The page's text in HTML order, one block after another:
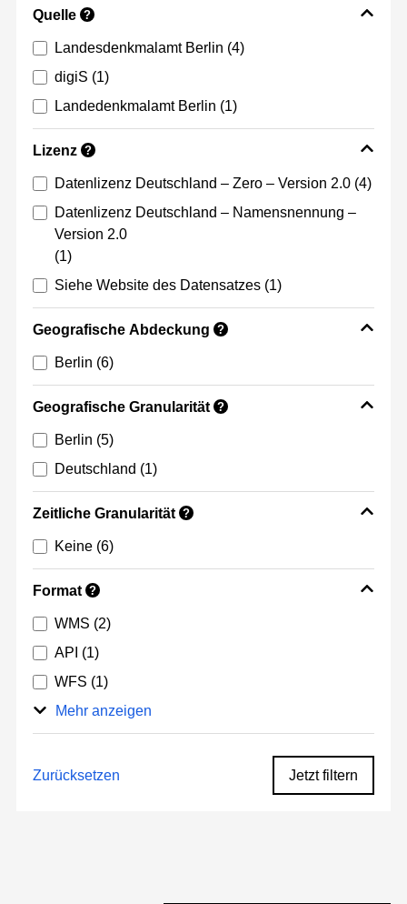
Quelle ?
Landesdenkmalamt Berlin (4)
digiS (1)
Landedenkmalamt Berlin (1)
Lizenz ?
Datenlizenz Deutschland – Zero – Version 2.0 (4)
Datenlizenz Deutschland – Namensnennung –
Version 2.0
(1)
Siehe Website des Datensatzes (1)
Geografische Abdeckung ?
Berlin (6)
Geografische Granularität ?
Berlin (5)
Deutschland (1)
Zeitliche Granularität ?
Keine (6)
Format ?
WMS (2)
API (1)
WFS (1)
Mehr anzeigen
Zurücksetzen Jetzt filtern